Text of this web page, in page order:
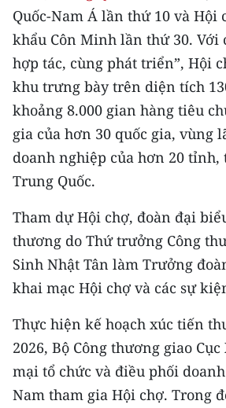
CHƯƠNG TRÌNH OCOP - MỖI XÃ
MỘT SẢN PHẨM
RADIO
MEDIA CENTER
E-Magazine
Video
Media Chính trị
Media Kinh tế
Media Văn hóa
Media Xã hội
Media Pháp luật
Media Du lịch
Quốc-Nam Á lần thứ 10 và Hội
khẩu Côn Minh lần thứ 30. Với
hợp tác, cùng phát triển”, Hội
khu trưng bày trên diện tích
khoảng 8.000 gian hàng tiêu
gia của hơn 30 quốc gia, vùng
doanh nghiệp của hơn 20 tỉnh,
Trung Quốc.
Tham dự Hội chợ, đoàn đại
thương do Thứ trưởng Công
Sinh Nhật Tân làm Trưởng
khai mạc Hội chợ và các sự
Thực hiện kế hoạch xúc tiến
2026, Bộ Công thương giao
mại tổ chức và điều phối
Nam tham gia Hội chợ. Trong